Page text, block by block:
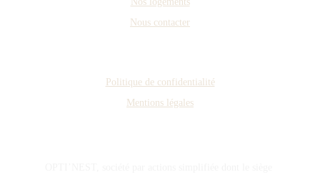
Nous contacter
Politique de confidentialité
Mentions légales